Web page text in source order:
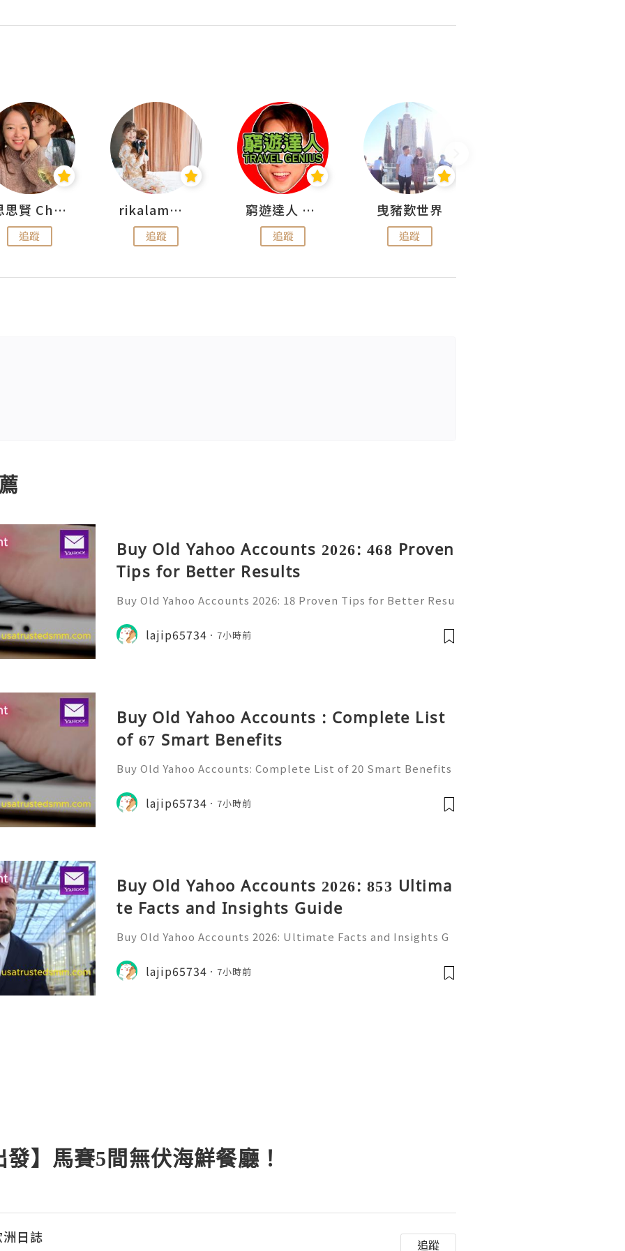
思思賢 ChillMyBabe
追蹤
rikalammm
追蹤
窮遊達人 Mr.TravelGenius
追蹤
曳豬歎世界
追蹤
Buy Old Yahoo Accounts 2026: 468 Proven
Tips for Better Results
Buy Old Yahoo Accounts 2026: 18 Proven Tips for Better Resu
messages, professional communication, freelancing, online
projects, subscriptio
lajip65734 7小時前
Buy Old Yahoo Accounts : Complete List
of 67 Smart Benefits
Buy Old Yahoo Accounts: Complete List of 20 Smart Benefits
for many years. Individuals, freelancers, businesses, and onl
ine professionals us
lajip65734 7小時前
Buy Old Yahoo Accounts 2026: 853 Ultima
te Facts and Insights Guide
Buy Old Yahoo Accounts 2026: Ultimate Facts and Insights G
or personal communication, professional correspondence, o
nline subscriptions, freel
lajip65734 7小時前
】馬賽5間無伏海鮮餐廳！
日誌 追蹤